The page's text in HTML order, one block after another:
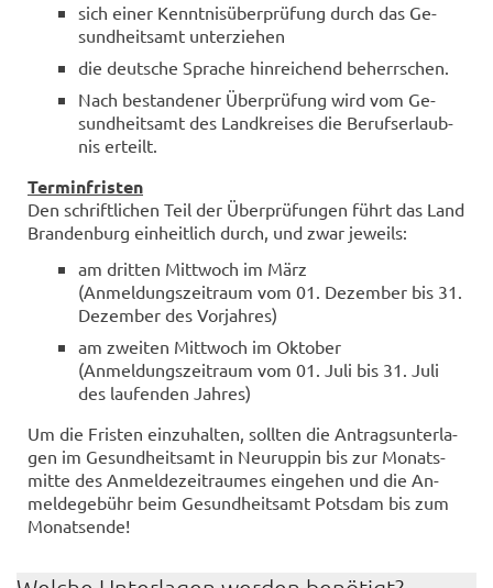
sich einer Kennt­nis­über­prü­fung durch das Ge­
sund­heits­amt un­ter­zie­hen
die deut­sche Spra­che hin­rei­chend be­herr­schen.
Nach be­stan­de­ner Über­prü­fung wird vom Ge­
sund­heits­amt des Land­krei­ses die Be­rufs­er­laub­
nis er­teilt.
Ter­min­fris­ten
Den schrift­li­chen Teil der Über­prü­fun­gen führt das Land
Bran­den­burg ein­heit­lich durch, und zwar je­weils:
am drit­ten Mitt­woch im März
(An­mel­dungs­zeit­raum vom 01. De­zem­ber bis 31.
De­zem­ber des Vor­jah­res)
am zwei­ten Mitt­woch im Ok­to­ber
(An­mel­dungs­zeit­raum vom 01. Juli bis 31. Juli
des lau­fen­den Jah­res)
Um die Fris­ten ein­zu­hal­ten, soll­ten die An­trags­un­ter­la­
gen im Ge­sund­heits­amt in Neu­rup­pin bis zur Mo­nats­
mit­te des An­mel­de­zeit­rau­mes ein­ge­hen und die An­
mel­de­ge­bühr beim Ge­sund­heits­amt Pots­dam bis zum
Mo­nats­en­de!